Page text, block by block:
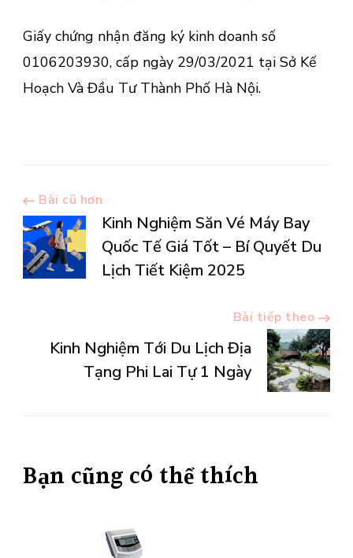
Giấy chứng nhận đăng ký kinh doanh số
0106203930, cấp ngày 29/03/2021 tại Sở Kế
Hoạch Và Đầu Tư Thành Phố Hà Nội.
Điều
hướng
viết
Bài cũ hơn
Kinh Nghiệm Săn Vé Máy Bay
Quốc Tế Giá Tốt – Bí Quyết Du
Lịch Tiết Kiệm 2025
Bài tiếp theo
Kinh Nghiệm Tới Du Lịch Địa
Tạng Phi Lai Tự 1 Ngày
Bạn cũng có thể thích